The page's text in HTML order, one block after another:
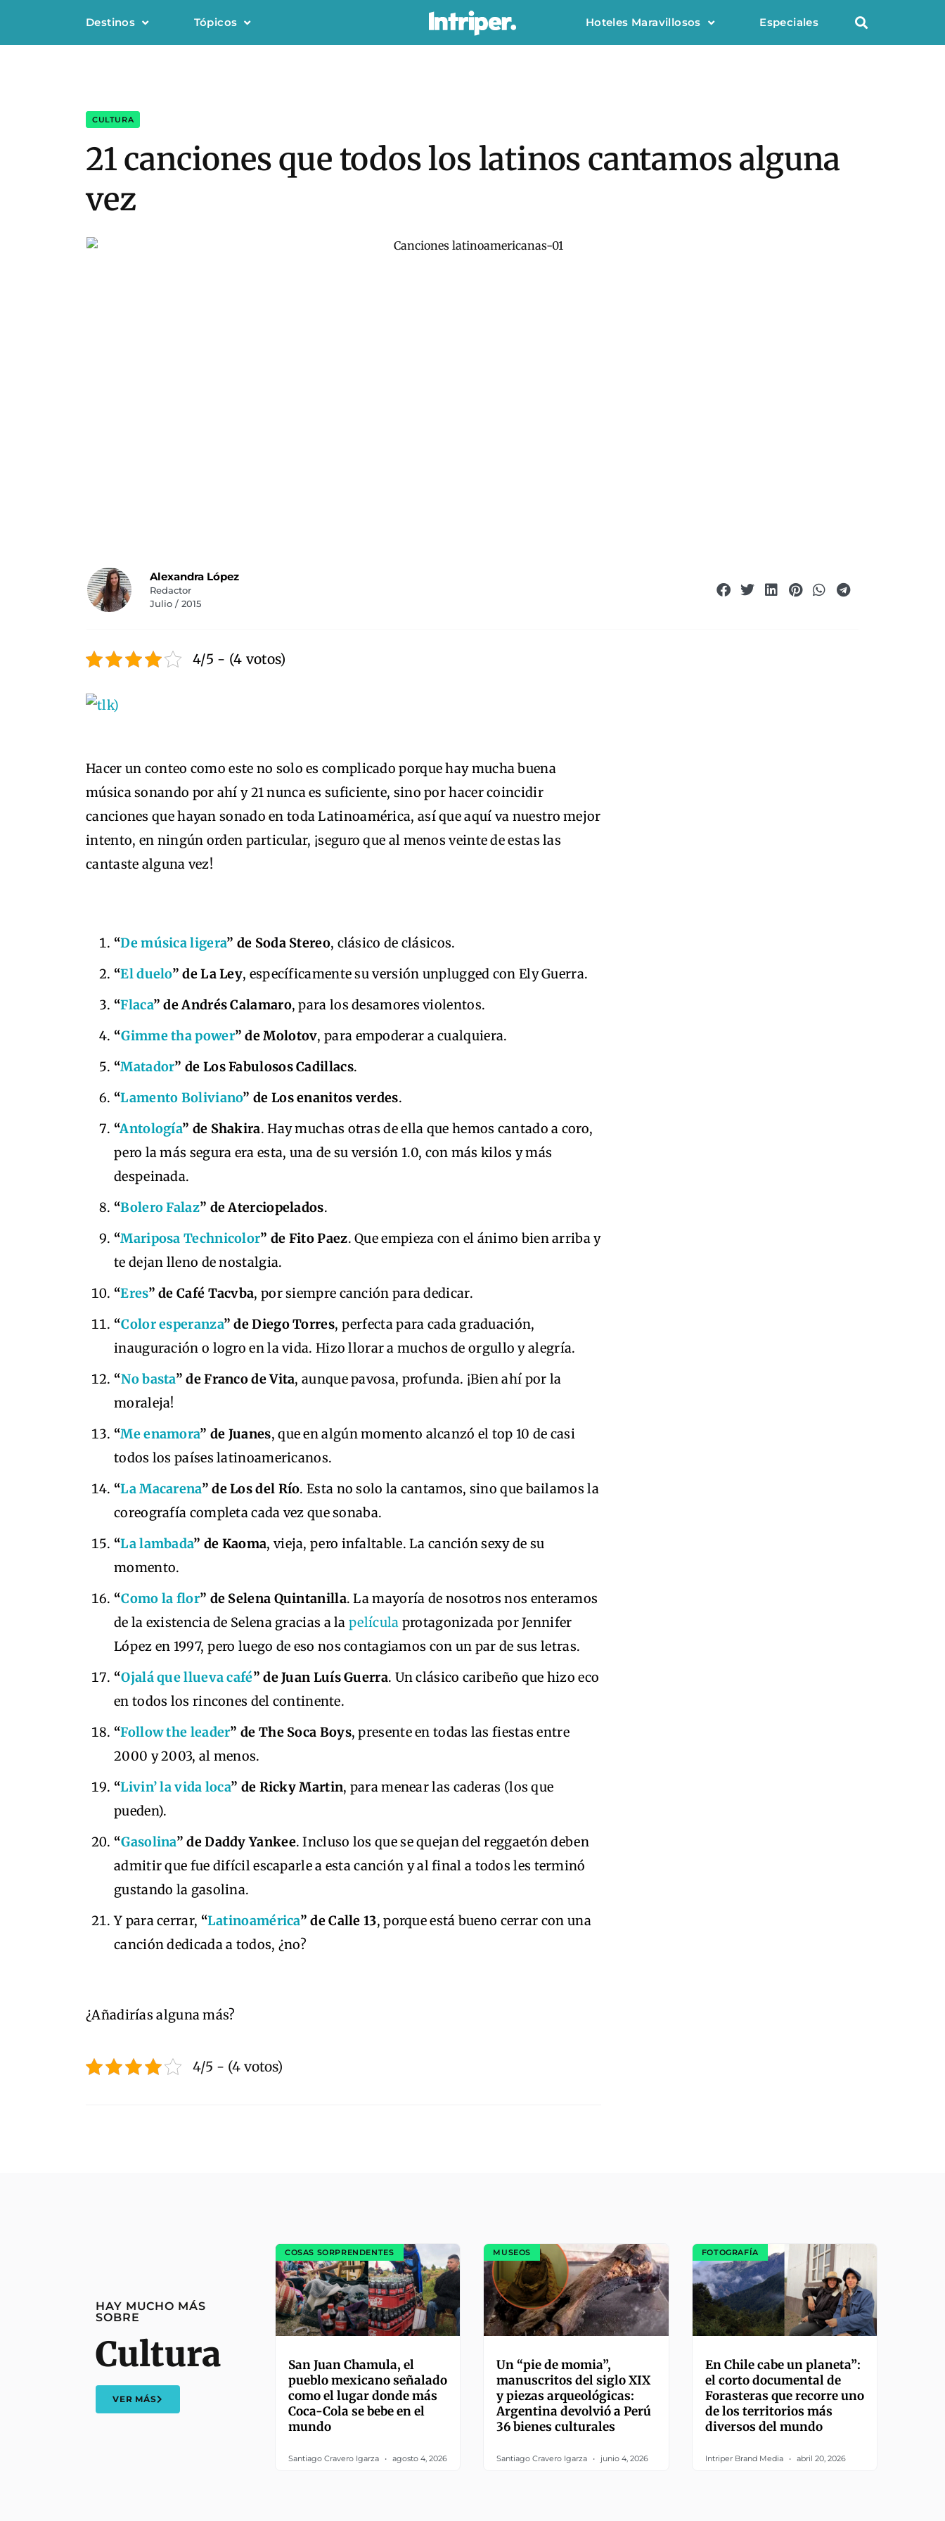
Destinos Tópicos Hoteles Maravillosos Especiales
CULTURA
21 canciones que todos los latinos cantamos alguna
vez
Alexandra López
Redactor
Julio / 2015
4/5 - (4 votos)
Hacer un conteo como este no solo es complicado porque hay mucha buena
música sonando por ahí y 21 nunca es suficiente, sino por hacer coincidir
canciones que hayan sonado en toda Latinoamérica, así que aquí va nuestro mejor
intento, en ningún orden particular, ¡seguro que al menos veinte de estas las
cantaste alguna vez!
“De música ligera” de Soda Stereo, clásico de clásicos.
“El duelo” de La Ley, específicamente su versión unplugged con Ely Guerra.
“Flaca” de Andrés Calamaro, para los desamores violentos.
“Gimme tha power” de Molotov, para empoderar a cualquiera.
“Matador” de Los Fabulosos Cadillacs.
“Lamento Boliviano” de Los enanitos verdes.
“Antología” de Shakira. Hay muchas otras de ella que hemos cantado a coro,
pero la más segura era esta, una de su versión 1.0, con más kilos y más
despeinada.
“Bolero Falaz” de Aterciopelados.
“Mariposa Technicolor” de Fito Paez. Que empieza con el ánimo bien arriba y
te dejan lleno de nostalgia.
“Eres” de Café Tacvba, por siempre canción para dedicar.
“Color esperanza” de Diego Torres, perfecta para cada graduación,
inauguración o logro en la vida. Hizo llorar a muchos de orgullo y alegría.
“No basta” de Franco de Vita, aunque pavosa, profunda. ¡Bien ahí por la
moraleja!
“Me enamora” de Juanes, que en algún momento alcanzó el top 10 de casi
todos los países latinoamericanos.
“La Macarena” de Los del Río. Esta no solo la cantamos, sino que bailamos la
coreografía completa cada vez que sonaba.
“La lambada” de Kaoma, vieja, pero infaltable. La canción sexy de su
momento.
“Como la flor” de Selena Quintanilla. La mayoría de nosotros nos enteramos
de la existencia de Selena gracias a la película protagonizada por Jennifer
López en 1997, pero luego de eso nos contagiamos con un par de sus letras.
“Ojalá que llueva café” de Juan Luís Guerra. Un clásico caribeño que hizo eco
en todos los rincones del continente.
“Follow the leader” de The Soca Boys, presente en todas las fiestas entre
2000 y 2003, al menos.
“Livin’ la vida loca” de Ricky Martin, para menear las caderas (los que
pueden).
“Gasolina” de Daddy Yankee. Incluso los que se quejan del reggaetón deben
admitir que fue difícil escaparle a esta canción y al final a todos les terminó
gustando la gasolina.
Y para cerrar, “Latinoamérica” de Calle 13, porque está bueno cerrar con una
canción dedicada a todos, ¿no?
¿Añadirías alguna más?
4/5 - (4 votos)
HAY MUCHO MÁS
SOBRE
Cultura
VER MÁS
COSAS SORPRENDENTES
San Juan Chamula, el
pueblo mexicano señalado
como el lugar donde más
Coca-Cola se bebe en el
mundo
Santiago Cravero Igarza agosto 4, 2026
MUSEOS
Un “pie de momia”,
manuscritos del siglo XIX
y piezas arqueológicas:
Argentina devolvió a Perú
36 bienes culturales
Santiago Cravero Igarza junio 4, 2026
FOTOGRAFÍA
En Chile cabe un planeta”:
el corto documental de
Forasteras que recorre uno
de los territorios más
diversos del mundo
Intriper Brand Media abril 20, 2026